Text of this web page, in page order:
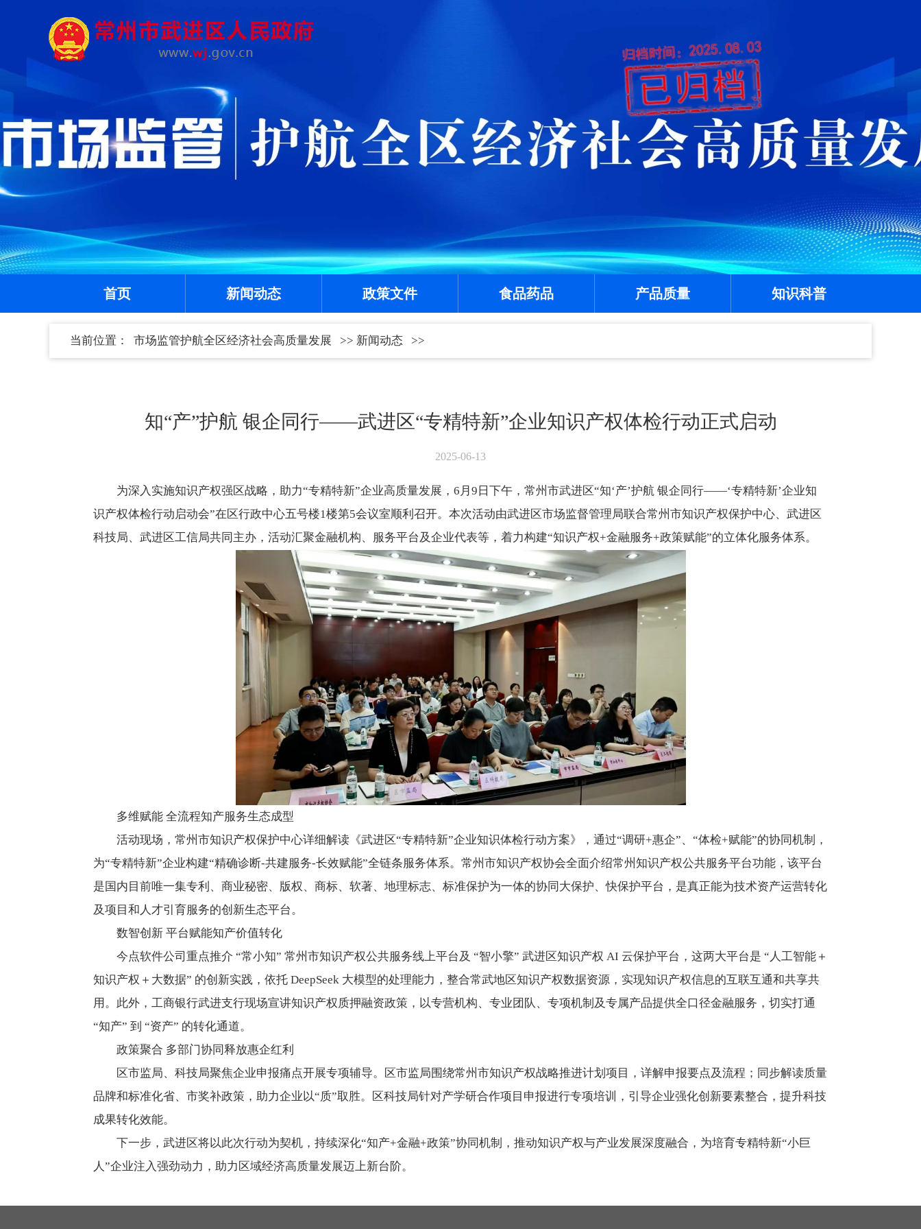
首页 新闻动态 政策文件 食品药品 产品质量 知识科普
当前位置： 市场监管护航全区经济社会高质量发展 >> 新闻动态 >>
知“产”护航 银企同行——武进区“专精特新”企业知识产权体检行动正式启动
2025-06-13
为深入实施知识产权强区战略，助力“专精特新”企业高质量发展，6月9日下午，常州市武进区“知‘产’护航 银企同行——‘专精特新’企业知
识产权体检行动启动会”在区行政中心五号楼1楼第5会议室顺利召开。本次活动由武进区市场监督管理局联合常州市知识产权保护中心、武进区
科技局、武进区工信局共同主办，活动汇聚金融机构、服务平台及企业代表等，着力构建“知识产权+金融服务+政策赋能”的立体化服务体系。
多维赋能 全流程知产服务生态成型
活动现场，常州市知识产权保护中心详细解读《武进区“专精特新”企业知识体检行动方案》，通过“调研+惠企”、“体检+赋能”的协同机制，
为“专精特新”企业构建“精确诊断-共建服务-长效赋能”全链条服务体系。常州市知识产权协会全面介绍常州知识产权公共服务平台功能，该平台
是国内目前唯一集专利、商业秘密、版权、商标、软著、地理标志、标准保护为一体的协同大保护、快保护平台，是真正能为技术资产运营转化
及项目和人才引育服务的创新生态平台。
数智创新 平台赋能知产价值转化
今点软件公司重点推介 “常小知” 常州市知识产权公共服务线上平台及 “智小擎” 武进区知识产权 AI 云保护平台，这两大平台是 “人工智能＋
知识产权＋大数据” 的创新实践，依托 DeepSeek 大模型的处理能力，整合常武地区知识产权数据资源，实现知识产权信息的互联互通和共享共
用。此外，工商银行武进支行现场宣讲知识产权质押融资政策，以专营机构、专业团队、专项机制及专属产品提供全口径金融服务，切实打通
“知产” 到 “资产” 的转化通道。
政策聚合 多部门协同释放惠企红利
区市监局、科技局聚焦企业申报痛点开展专项辅导。区市监局围绕常州市知识产权战略推进计划项目，详解申报要点及流程；同步解读质量
品牌和标准化省、市奖补政策，助力企业以“质”取胜。区科技局针对产学研合作项目申报进行专项培训，引导企业强化创新要素整合，提升科技
成果转化效能。
下一步，武进区将以此次行动为契机，持续深化“知产+金融+政策”协同机制，推动知识产权与产业发展深度融合，为培育专精特新“小巨
人”企业注入强劲动力，助力区域经济高质量发展迈上新台阶。